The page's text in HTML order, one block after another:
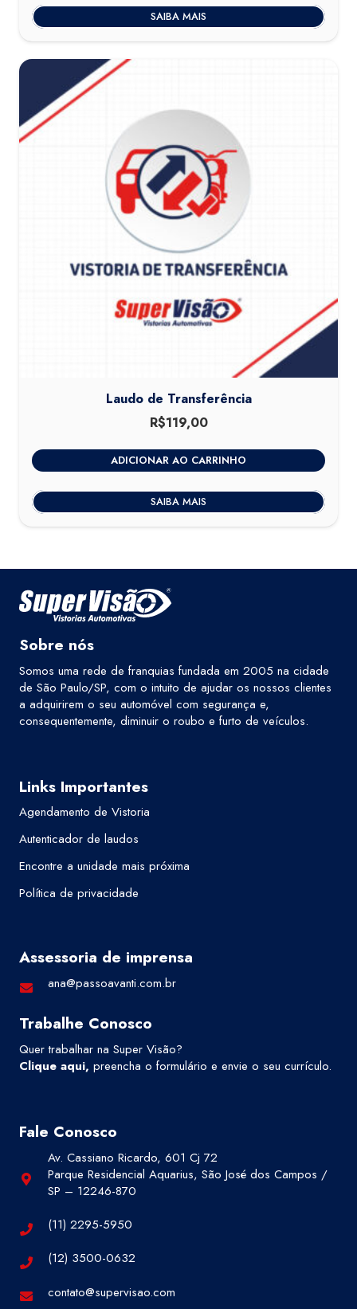
SAIBA MAIS
Laudo de Transferência
R$119,00
ADICIONAR AO CARRINHO
SAIBA MAIS
Sobre nós
Somos uma rede de franquias fundada em 2005 na cidade
de São Paulo/SP, com o intuito de ajudar os nossos clientes
a adquirirem o seu automóvel com segurança e,
consequentemente, diminuir o roubo e furto de veículos.
Links Importantes
Agendamento de Vistoria
Autenticador de laudos
Encontre a unidade mais próxima
Política de privacidade
Assessoria de imprensa
ana@passoavanti.com.br
Trabalhe Conosco
Quer trabalhar na Super Visão?
Clique aqui, preencha o formulário e envie o seu currículo.
Fale Conosco
Av. Cassiano Ricardo, 601 Cj 72
Parque Residencial Aquarius, São José dos Campos /
SP – 12246-870
(11) 2295-5950
(12) 3500-0632
contato@supervisao.com